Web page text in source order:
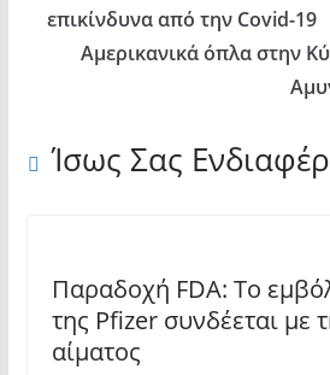
επικίνδυνα από την Covid-19
Αμερικανικά όπλα στην
Ίσως Σας
Παραδοχή FDA: Το
της Pfizer συνδέεται με
αίματος